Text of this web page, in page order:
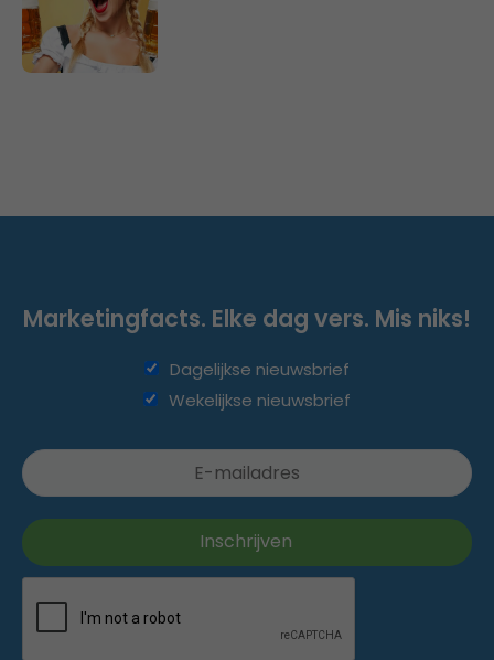
Marketingfacts. Elke dag vers. Mis niks!
Dagelijkse nieuwsbrief
Wekelijkse nieuwsbrief